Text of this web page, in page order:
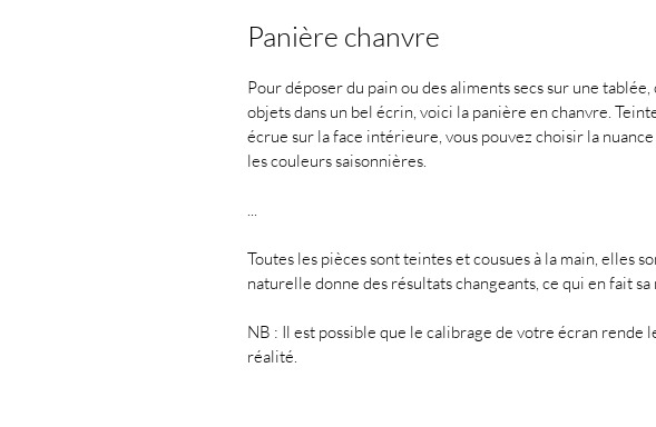
Panière chanvre
Pour déposer du pain ou des aliments secs sur une
objets dans un bel écrin, voici la panière en chanvre.
écrue sur la face intérieure, vous pouvez choisir la nuance
les couleurs saisonnières.
...
Toutes les pièces sont teintes et cousues à la main, elles
naturelle donne des résultats changeants, ce qui en fait sa
NB : Il est possible que le calibrage de votre écran rende
réalité.